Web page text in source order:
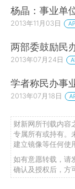
杨晶：事业单
2013年11月03日
两部委鼓励民
2013年07月24日
学者称民办事
2013年07月18日
财新网所刊载内容
专属所有或持有。
建立镜像等任何使
如有意愿转载，请
确认及授权后，方